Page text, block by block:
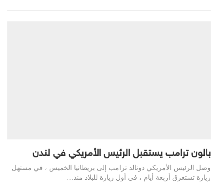
بالون ترامب يستقبل الرئيس الأمريكي في لندن
وصل الرئيس الأمريكي دونالد ترامب إلى بريطانيا الخميس ، في مستهل
زيارة تستغرق أربعة أيام ، في أول زيارة للبلاد منذ…